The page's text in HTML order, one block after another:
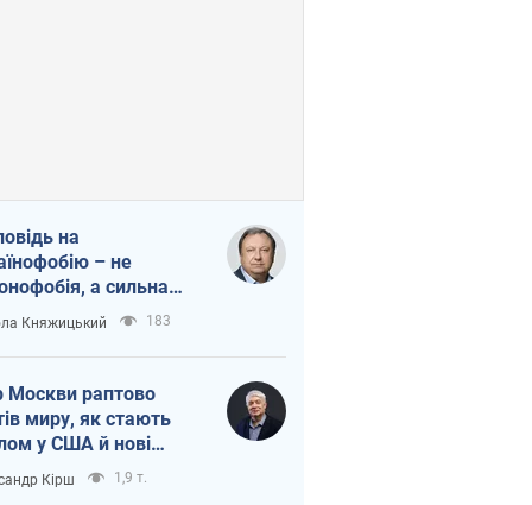
на
– не
а сильна
держава
Княжицький 183
Москви раптово
миру, як стають
у США й нові
топ-рейтинги
Кірш 1,9 т.